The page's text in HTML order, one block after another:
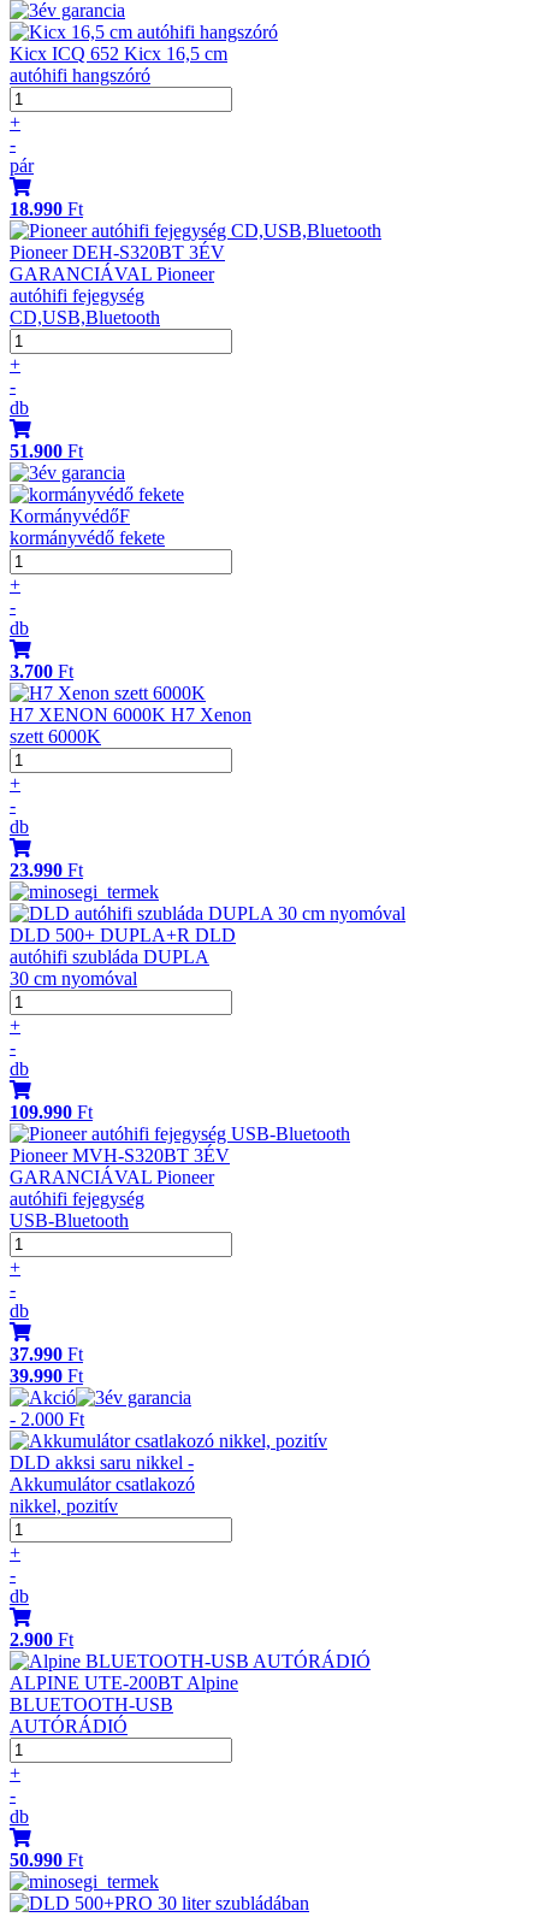
Kicx ICQ 652 Kicx 16,5 cm
autóhifi hangszóró
+
-
pár
18.990 Ft
Pioneer DEH-S320BT 3ÉV
GARANCIÁVAL Pioneer
autóhifi fejegység
CD,USB,Bluetooth
+
-
db
51.900 Ft
KormányvédőF
kormányvédő fekete
+
-
db
3.700 Ft
H7 XENON 6000K H7 Xenon
szett 6000K
+
-
db
23.990 Ft
DLD 500+ DUPLA+R DLD
autóhifi szubláda DUPLA
30 cm nyomóval
+
-
db
109.990 Ft
Pioneer MVH-S320BT 3ÉV
GARANCIÁVAL Pioneer
autóhifi fejegység
USB-Bluetooth
+
-
db
37.990 Ft
39.990 Ft
- 2.000 Ft
DLD akksi saru nikkel -
Akkumulátor csatlakozó
nikkel, pozitív
+
-
db
2.900 Ft
ALPINE UTE-200BT Alpine
BLUETOOTH-USB
AUTÓRÁDIÓ
+
-
db
50.990 Ft